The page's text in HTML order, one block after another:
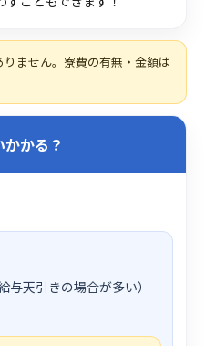
りません。寮費の有無・金額は
かる？
天引きの場合が多い）